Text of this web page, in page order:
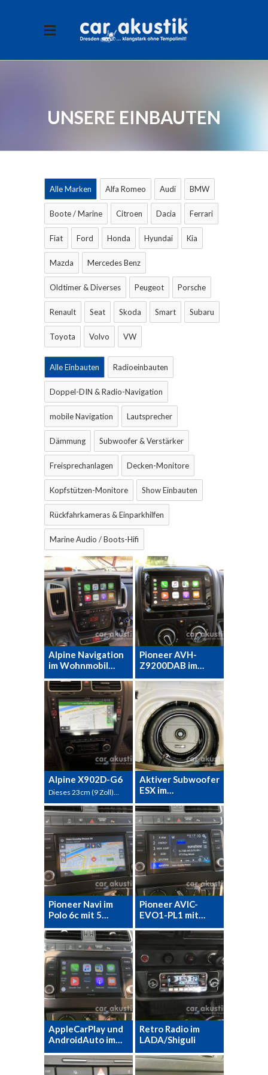
UNSERE EINBAUTEN
Alle Marken Alfa Romeo Audi BMW
Boote / Marine Citroen Dacia Ferrari
Fiat Ford Honda Hyundai Kia
Mazda Mercedes Benz
Oldtimer & Diverses Peugeot Porsche
Renault Seat Skoda Smart Subaru
Toyota Volvo VW
Alle Einbauten Radioeinbauten
Doppel-DIN & Radio-Navigation
mobile Navigation Lautsprecher
Dämmung Subwoofer & Verstärker
Freisprechanlagen Decken-Monitore
Kopfstützen-Monitore Show Einbauten
Rückfahrkameras & Einparkhilfen
Marine Audio / Boots-Hifi
Alpine Navigation
im Wohnmobil…
Pioneer AVH-
Z9200DAB im…
Alpine X902D-G6
Dieses 23cm (9 Zoll)…
Aktiver Subwoofer
ESX im…
Pioneer Navi im
Polo 6c mit 5…
Pioneer AVIC-
EVO1-PL1 mit…
AppleCarPlay und
AndroidAuto im…
Retro Radio im
LADA/Shiguli